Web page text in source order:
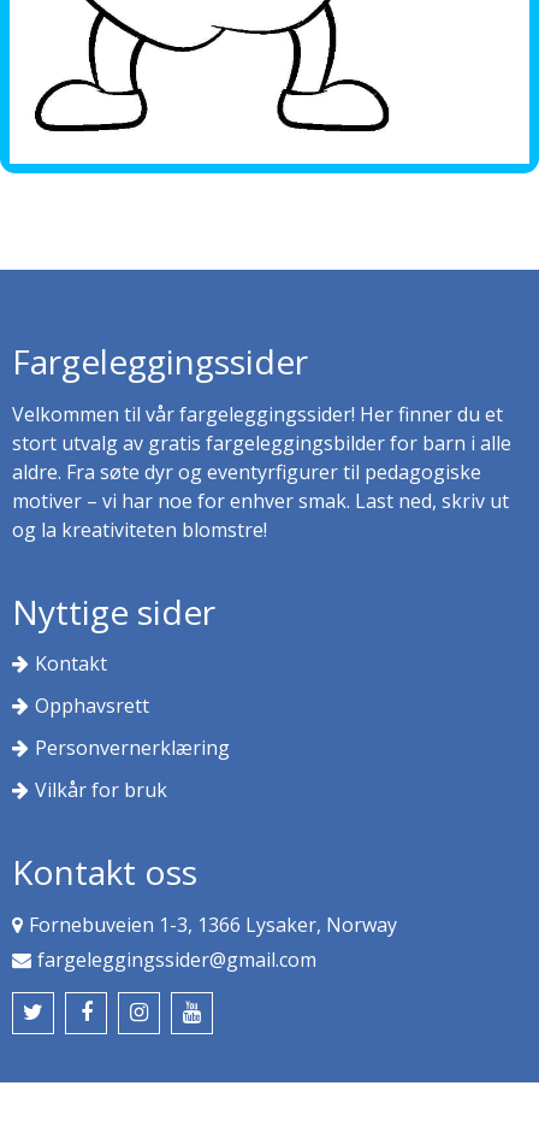
Fargeleggingssider
Velkommen til vår fargeleggingssider! Her finner du et
stort utvalg av gratis fargeleggingsbilder for barn i alle
aldre. Fra søte dyr og eventyrfigurer til pedagogiske
motiver – vi har noe for enhver smak. Last ned, skriv ut
og la kreativiteten blomstre!
Nyttige sider
Kontakt
Opphavsrett
Personvernerklæring
Vilkår for bruk
Kontakt oss
Fornebuveien 1-3, 1366 Lysaker, Norway
fargeleggingssider@gmail.com